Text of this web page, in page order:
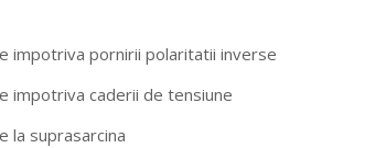
impotriva pornirii polaritatii inverse
impotriva caderii de tensiune
la suprasarcina